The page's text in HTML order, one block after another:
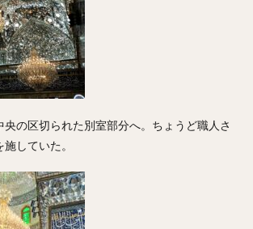
央の区切られた別室部分へ。ちょうど職人さ
していた。